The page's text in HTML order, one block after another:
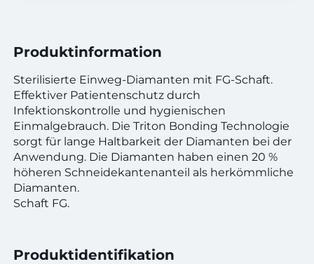
Produktinformation
Sterilisierte Einweg-Diamanten mit FG-Schaft.
Effektiver Patientenschutz durch
Infektionskontrolle und hygienischen
Einmalgebrauch. Die Triton Bonding Technologie
sorgt für lange Haltbarkeit der Diamanten bei der
Anwendung. Die Diamanten haben einen 20 %
höheren Schneidekantenanteil als herkömmliche
Diamanten.
Schaft FG.
Produktidentifikation